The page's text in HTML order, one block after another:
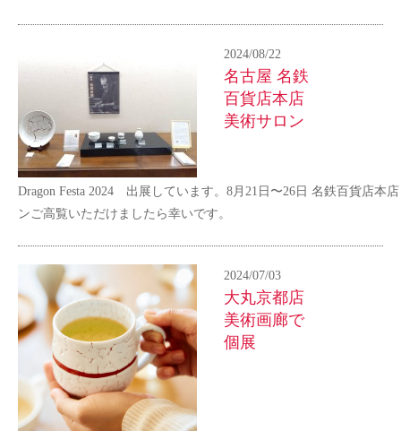
2024/08/22
名古屋 名鉄
百貨店本店
美術サロン
Dragon Festa 2024 出展しています。8月21日〜26日 名鉄百貨店本
ンご高覧いただけましたら幸いです。
2024/07/03
大丸京都店
美術画廊で
個展